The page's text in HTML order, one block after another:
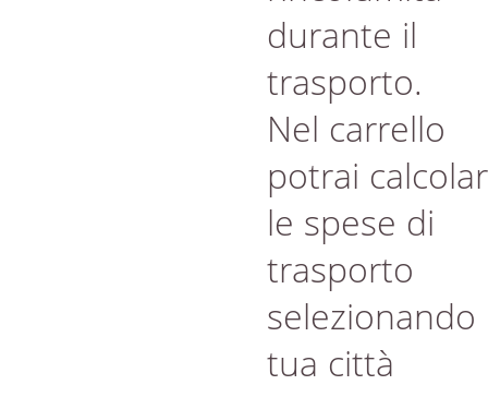
durante il
trasporto.
Nel carrello
potrai
le spese di
trasporto
selezionando
tua città